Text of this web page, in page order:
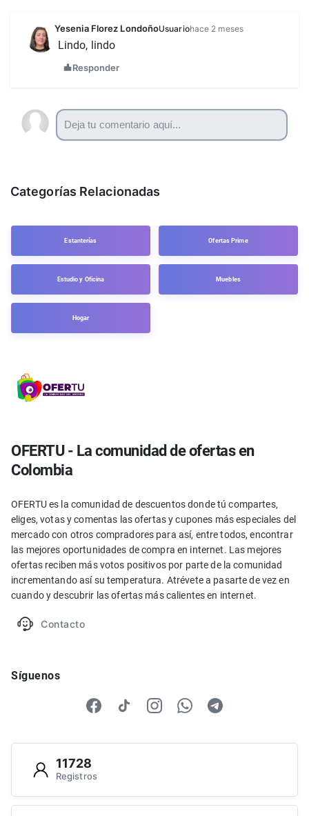
Yesenia Florez LondoñoUsuariohace 2 meses
Lindo, lindo
Responder
Categorías Relacionadas
Estanterías Ofertas Prime
Estudio y Oficina Muebles
Hogar
OFERTU - La comunidad de ofertas en
Colombia
OFERTU es la comunidad de descuentos donde tú compartes,
eliges, votas y comentas las ofertas y cupones más especiales del
mercado con otros compradores para así, entre todos, encontrar
las mejores oportunidades de compra en internet. Las mejores
ofertas reciben más votos positivos por parte de la comunidad
incrementando así su temperatura. Atrévete a pasarte de vez en
cuando y descubrir las ofertas más calientes en internet.
Contacto
Síguenos
11728
Registros